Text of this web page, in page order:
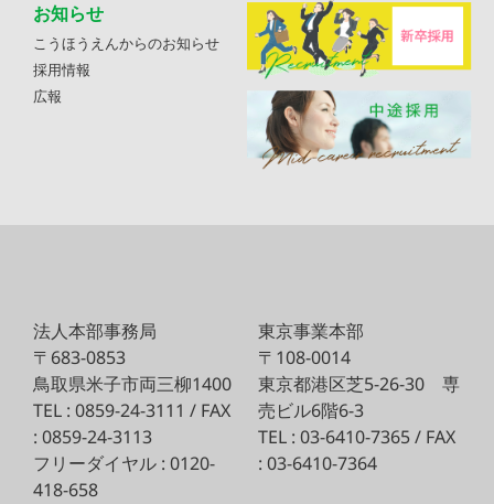
お知らせ
こうほうえんからのお知らせ
採用情報
広報
法人本部事務局
〒683-0853
鳥取県米子市両三柳1400
TEL : 0859-24-3111 / FAX
: 0859-24-3113
フリーダイヤル : 0120-
418-658
東京事業本部
〒108-0014
東京都港区芝5-26-30 専
売ビル6階6-3
TEL : 03-6410-7365 / FAX
: 03-6410-7364